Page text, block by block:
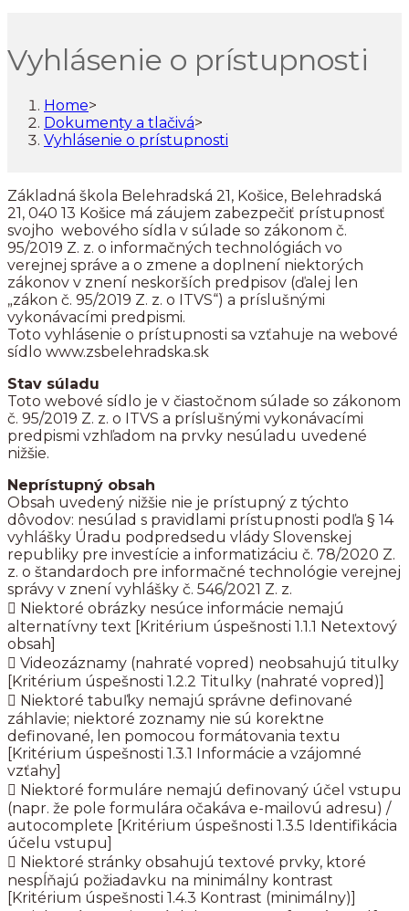
Vyhlásenie o prístupnosti
Home>
Dokumenty a tlačivá>
Vyhlásenie o prístupnosti
Základná škola Belehradská 21, Košice, Belehradská
21, 040 13 Košice má záujem zabezpečiť prístupnosť
svojho webového sídla v súlade so zákonom č.
95/2019 Z. z. o informačných technológiách vo
verejnej správe a o zmene a doplnení niektorých
zákonov v znení neskorších predpisov (ďalej len
„zákon č. 95/2019 Z. z. o ITVS“) a príslušnými
vykonávacími predpismi.
Toto vyhlásenie o prístupnosti sa vzťahuje na webové
sídlo www.zsbelehradska.sk
Stav súladu
Toto webové sídlo je v čiastočnom súlade so zákonom
č. 95/2019 Z. z. o ITVS a príslušnými vykonávacími
predpismi vzhľadom na prvky nesúladu uvedené
nižšie.
Neprístupný obsah
Obsah uvedený nižšie nie je prístupný z týchto
dôvodov: nesúlad s pravidlami prístupnosti podľa § 14
vyhlášky Úradu podpredsedu vlády Slovenskej
republiky pre investície a informatizáciu č. 78/2020 Z.
z. o štandardoch pre informačné technológie verejnej
správy v znení vyhlášky č. 546/2021 Z. z.
 Niektoré obrázky nesúce informácie nemajú
alternatívny text [Kritérium úspešnosti 1.1.1 Netextový
obsah]
 Videozáznamy (nahraté vopred) neobsahujú titulky
[Kritérium úspešnosti 1.2.2 Titulky (nahraté vopred)]
 Niektoré tabuľky nemajú správne definované
záhlavie; niektoré zoznamy nie sú korektne
definované, len pomocou formátovania textu
[Kritérium úspešnosti 1.3.1 Informácie a vzájomné
vzťahy]
 Niektoré formuláre nemajú definovaný účel vstupu
(napr. že pole formulára očakáva e-mailovú adresu) /
autocomplete [Kritérium úspešnosti 1.3.5 Identifikácia
účelu vstupu]
 Niektoré stránky obsahujú textové prvky, ktoré
nespĺňajú požiadavku na minimálny kontrast
[Kritérium úspešnosti 1.4.3 Kontrast (minimálny)]